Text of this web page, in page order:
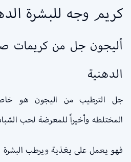
كريم وجه للبشرة
أليجون جل من كريمات
الدهنية
جل الترطيب من اليجون هو خاص
المختلطه وأخيراً للمعرضة لحب
فهو يعمل على يغذية ويرطب